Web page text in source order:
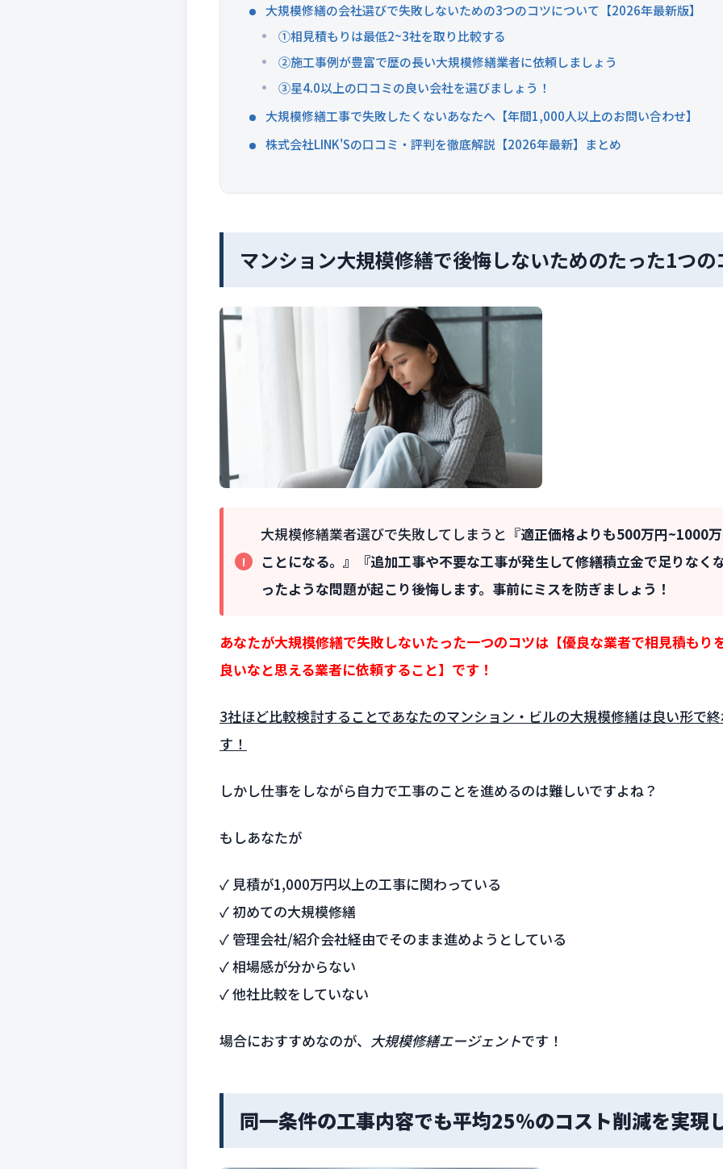
大規模修繕の会社選びで失敗しないための3つのコツについて【2026年最新版】
①相見積もりは最低2~3社を取り比較する
②施工事例が豊富で歴の長い大規模修繕業者に依頼しましょう
③星4.0以上の口コミの良い会社を選びましょう！
大規模修繕工事で失敗したくないあなたへ【年間1,000人以上のお問い合わせ】
株式会社LINK'Sの口コミ・評判を徹底解説【2026年最新】まとめ
マンション大規模修繕で後悔しないためのたった1つの
大規模修繕業者選びで失敗してしまうと『適正価格よりも500万円~1000
ことになる。』
『追加工事や不要な工事が発生して修繕積立金で足りなく
ったような問題が起こり後悔します。事前にミスを防ぎましょう！
あなたが大規模修繕で失敗しないたった一つのコツは【優良な業者で相見積もり
良いなと思える業者に依頼すること】です！
3社ほど比較検討することであなたのマンション・ビルの大規模修繕は良い形で
す！
しかし仕事をしながら自力で工事のことを進めるのは難しいですよね？
もしあなたが
✓ 見積が1,000万円以上の工事に関わっている
✓ 初めての大規模修繕
✓ 管理会社/紹介会社経由でそのまま進めようとしている
✓ 相場感が分からない
✓ 他社比較をしていない
場合におすすめなのが、 大規模修繕エージェントです！
同一条件の工事内容でも平均25％のコスト削減を実現